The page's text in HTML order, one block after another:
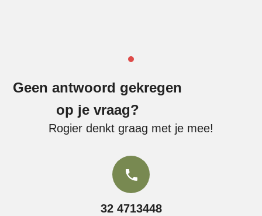
Geen antwoord gekregen
op je vraag?
Rogier denkt graag met je mee!
32 4713448